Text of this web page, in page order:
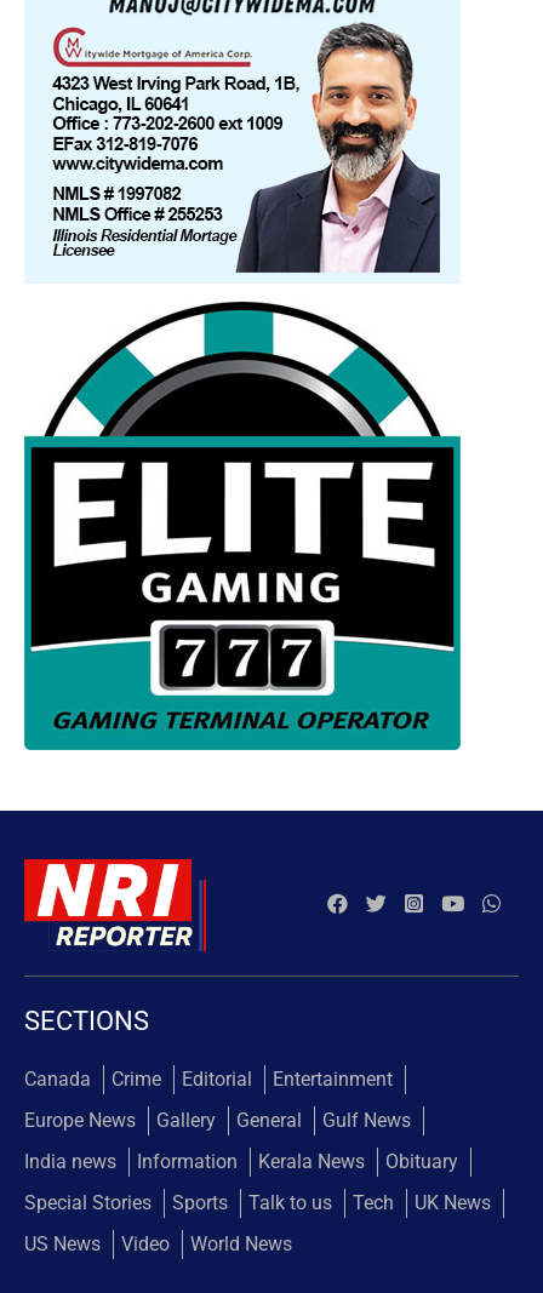
SECTIONS
Canada Crime Editorial
Entertainment
Europe News
Gallery General
Gulf News
India news
Information Kerala News
Obituary
Special Stories
Sports Talk to us Tech
UK News
US News
Video World News